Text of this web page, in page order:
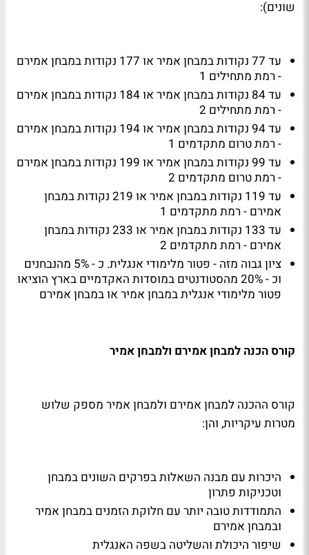
שונים):
עד 77 נקודות במבחן אמיר או 177 נקודות במבחן אמירם
- רמת מתחילים 1
עד 84 נקודות במבחן אמיר או 184 נקודות במבחן אמירם
- רמת מתחילים 2
עד 94 נקודות במבחן אמיר או 194 נקודות במבחן אמירם
- רמת טרום מתקדמים 1
עד 99 נקודות במבחן אמיר או 199 נקודות במבחן אמירם
- רמת טרום מתקדמים 2
עד 119 נקודות במבחן אמיר או 219 נקודות במבחן
אמירם - רמת מתקדמים 1
עד 133 נקודות במבחן אמיר או 233 נקודות במבחן
אמירם - רמת מתקדמים 2
ציון גבוה מזה - פטור מלימודי אנגלית. כ - 5% מהנבחנים
וכ - 20% מהסטודנטים במוסדות האקדמיים בארץ הוציאו
פטור מלימודי אנגלית במבחן אמיר או במבחן אמירם
קורס הכנה למבחן אמירם ולמבחן אמיר
קורס ההכנה למבחן אמירם ולמבחן אמיר מספק שלוש
מטרות עיקריות, והן:
היכרות עם מבנה השאלות בפרקים השונים במבחן
וטכניקות פתרון
התמודדות טובה יותר עם חלוקת הזמנים במבחן אמיר
ובמבחן אמירם
שיפור היכולת והשליטה בשפה האנגלית